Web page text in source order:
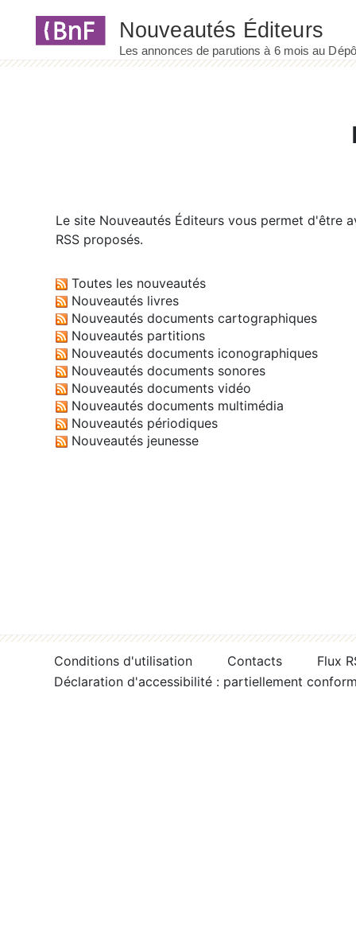
Le site Nouveautés Éditeurs vous permet d'être
RSS proposés.
Toutes les nouveautés
Nouveautés livres
Nouveautés documents cartographiques
Nouveautés partitions
Nouveautés documents iconographiques
Nouveautés documents sonores
Nouveautés documents vidéo
Nouveautés documents multimédia
Nouveautés périodiques
Nouveautés jeunesse
Conditions d'utilisation Contacts
Flux
Déclaration d'accessibilité : partiellement